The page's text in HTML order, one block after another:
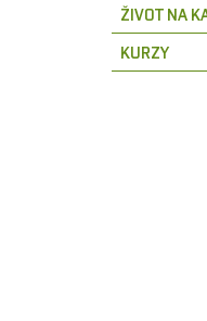
ŽIVOT NA
KURZY